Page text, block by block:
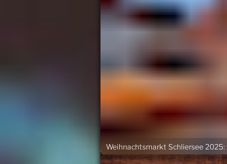
Weihnachtsmarkt Schliersee 2025: